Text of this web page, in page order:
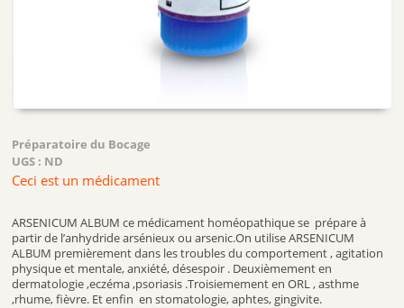
Préparatoire du Bocage
UGS : ND
Ceci est un médicament
ARSENICUM ALBUM ce médicament homéopathique se prépare à
partir de l’anhydride arsénieux ou arsenic.On utilise ARSENICUM
ALBUM premièrement dans les troubles du comportement , agitation
physique et mentale, anxiété, désespoir . Deuxièmement en
dermatologie ,eczéma ,psoriasis .Troisiemement en ORL , asthme
,rhume, fièvre. Et enfin en stomatologie, aphtes, gingivite.